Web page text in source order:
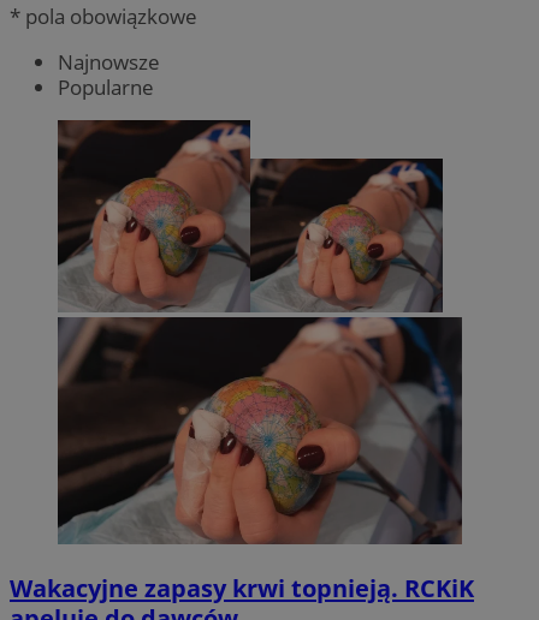
* pola obowiązkowe
Najnowsze
Popularne
Wakacyjne zapasy krwi topnieją. RCKiK